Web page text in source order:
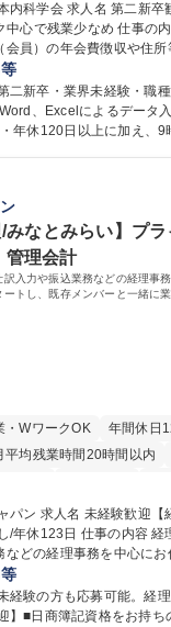
迎！【正社員事務】
仕事の内容 日本内科学会の会
会員）の年会費徴収や住
をお任せします。将来的
っていただきます。 【会員管理・デ
）の住所変更、個人情報
データの照合確認 【問い
心で残業少なめ
二新卒・業界未経験・職
、Excelによるデータ
歴：大学院 大学 語学
なとみらい】プ
管理会計
入力や振込業務などの経理事
トし、既存メンバーと一緒に
す。
・WワークOK
年間休日
平均残業時間20時間以内
支給 駅近5分以内
とみらい】プ
経理部門メンバーとし
などの経理事務を中心に
し、既存メンバーと一緒
す。 【具体的には】 ■社内稟議に
振込業務 ■明細作成 ■伝票
経験の方も応募可能。経
】■日商簿記資格をお持ち